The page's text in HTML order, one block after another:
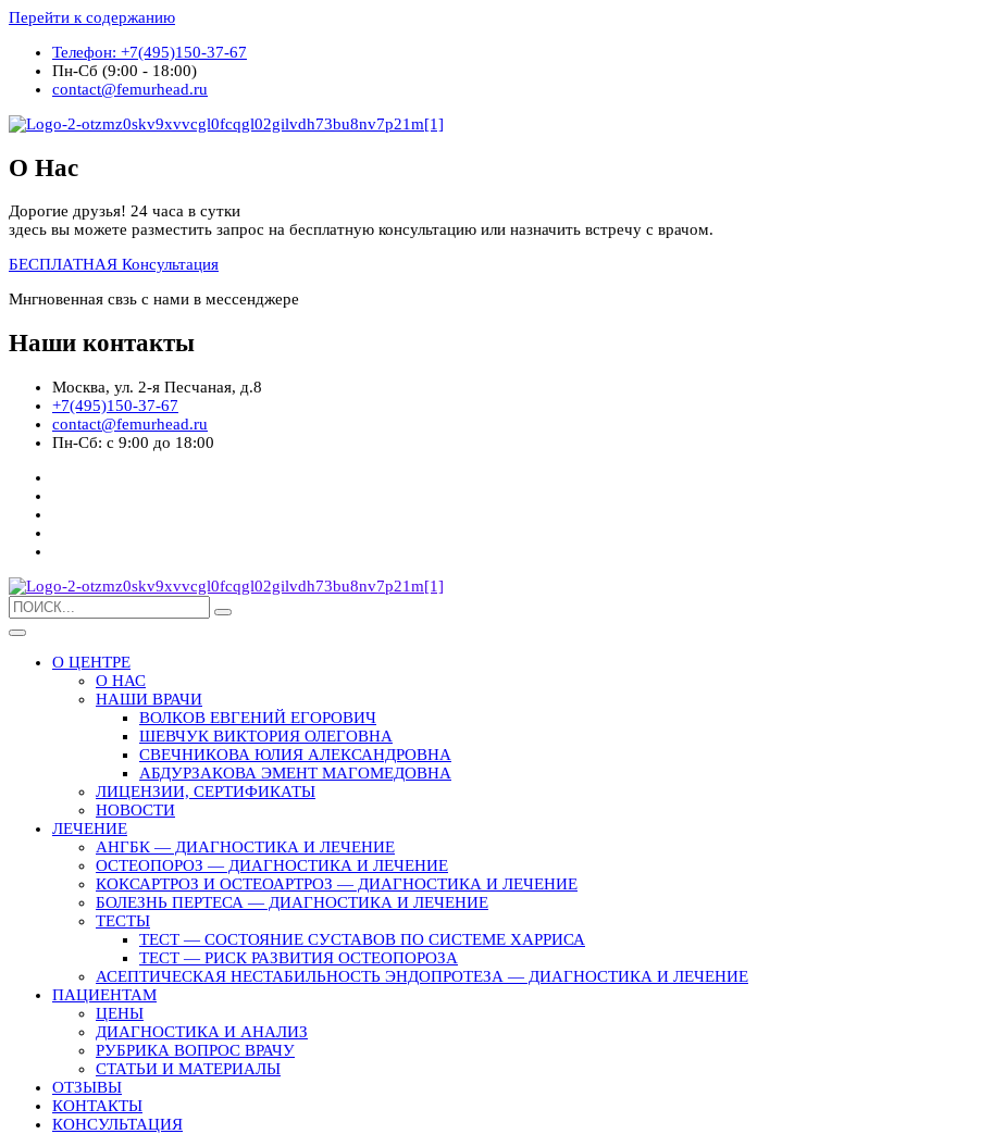
Перейти к содержанию
Телефон: +7(495)150-37-67
Пн-Сб (9:00 - 18:00)
contact@femurhead.ru
О Нас
Дорогие друзья! 24 часа в сутки
здесь вы можете разместить запрос на бесплатную консультацию или назначить встречу с врачом.
БЕСПЛАТНАЯ Консультация
Мнгновенная свзь с нами в мессенджере
Наши контакты
Москва, ул. 2-я Песчаная, д.8
+7(495)150-37-67
contact@femurhead.ru
Пн-Сб: с 9:00 до 18:00
О ЦЕНТРЕ
О НАС
НАШИ ВРАЧИ
ВОЛКОВ ЕВГЕНИЙ ЕГОРОВИЧ
ШЕВЧУК ВИКТОРИЯ ОЛЕГОВНА
СВЕЧНИКОВА ЮЛИЯ АЛЕКСАНДРОВНА
АБДУРЗАКОВА ЭМЕНТ МАГОМЕДОВНА
ЛИЦЕНЗИИ, СЕРТИФИКАТЫ
НОВОСТИ
ЛЕЧЕНИЕ
АНГБК — ДИАГНОСТИКА И ЛЕЧЕНИЕ
ОСТЕОПОРОЗ — ДИАГНОСТИКА И ЛЕЧЕНИЕ
КОКСАРТРОЗ И ОСТЕОАРТРОЗ — ДИАГНОСТИКА И ЛЕЧЕНИЕ
БОЛЕЗНЬ ПЕРТЕСА — ДИАГНОСТИКА И ЛЕЧЕНИЕ
ТЕСТЫ
ТЕСТ — СОСТОЯНИЕ СУСТАВОВ ПО СИСТЕМЕ ХАРРИСА
ТЕСТ — РИСК РАЗВИТИЯ ОСТЕОПОРОЗА
АСЕПТИЧЕСКАЯ НЕСТАБИЛЬНОСТЬ ЭНДОПРОТЕЗА — ДИАГНОСТИКА И ЛЕЧЕНИЕ
ПАЦИЕНТАМ
ЦЕНЫ
ДИАГНОСТИКА И АНАЛИЗ
РУБРИКА ВОПРОС ВРАЧУ
СТАТЬИ И МАТЕРИАЛЫ
ОТЗЫВЫ
КОНТАКТЫ
КОНСУЛЬТАЦИЯ